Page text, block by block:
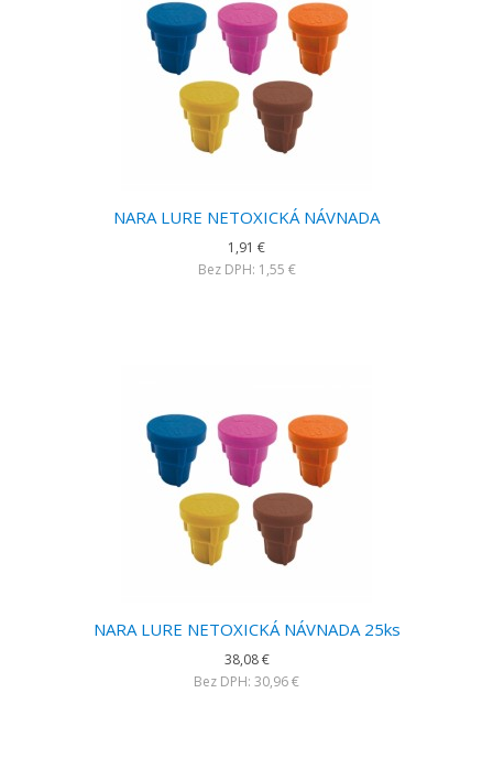
NARA LURE NETOXICKÁ NÁVNADA
1,91 €
Bez DPH: 1,55 €
NARA LURE NETOXICKÁ NÁVNADA 25ks
38,08 €
Bez DPH: 30,96 €